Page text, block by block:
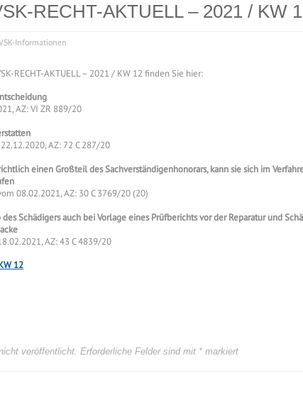
RECHT-AKTUELL – 2021 / KW
Informationen
RECHT-AKTUELL – 2021 / KW 12 finden Sie hier:
AZ: VI ZR 889/20
AZ: 72 C 287/20
einen Großteil des Sachverständigenhonorars, kann sie sich im
08.02.2021, AZ: 30 C 3769/20 (20)
Schädigers auch bei Vorlage eines Prüfberichts vor der Reparatur und
AZ: 43 C 4839/20
12
veröffentlicht. Erforderliche Felder sind mit * markiert